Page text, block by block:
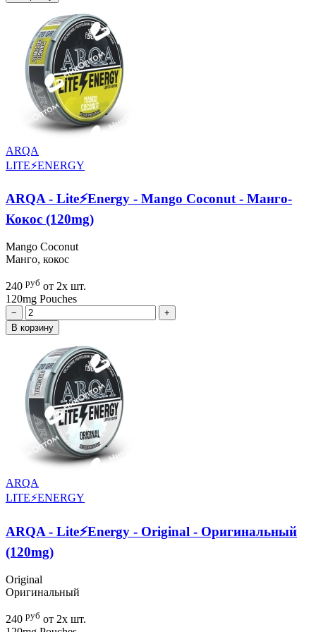
ARQA
LITE⚡ENERGY
ARQA - Lite⚡Energy - Mango Coconut - Манго-
Кокос (120mg)
Mango Coconut
Манго, кокос
240 руб от 2х шт.
120mg Pouches
−
+
В корзину
ARQA
LITE⚡ENERGY
ARQA - Lite⚡Energy - Original - Оригинальный
(120mg)
Original
Оригинальный
240 руб от 2х шт.